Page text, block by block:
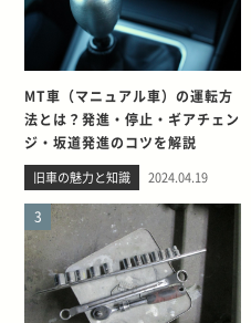
MT車（マニュアル車）の運転方
法とは？発進・停止・ギアチェン
ジ・坂道発進のコツを解説
旧車の魅力と知識 2024.04.19
3